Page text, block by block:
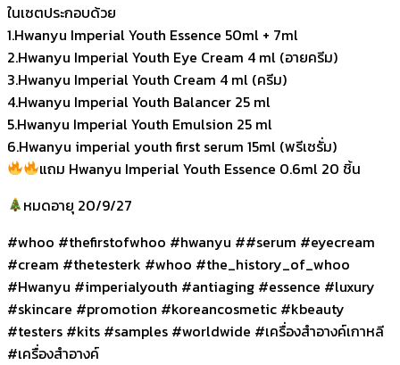
ในเซตประกอบด้วย
1.Hwanyu Imperial Youth Essence 50ml + 7ml
2.Hwanyu Imperial Youth Eye Cream 4 ml (อายครีม)
3.Hwanyu Imperial Youth Cream 4 ml (ครีม)
4.Hwanyu Imperial Youth Balancer 25 ml
5.Hwanyu Imperial Youth Emulsion 25 ml
6.Hwanyu imperial youth first serum 15ml (พรีเซรั่ม)
แถม Hwanyu Imperial Youth Essence 0.6ml 20 ชิ้น
หมดอายุ 20/9/27
#whoo #thefirstofwhoo #hwanyu ##serum #eyecream
#cream #thetesterk #whoo #the_history_of_whoo
#Hwanyu #imperialyouth #antiaging #essence #luxury
#skincare #promotion #koreancosmetic #kbeauty
#testers #kits #samples #worldwide #เครื่องสำอางค์เกาหลี
#เครื่องสำอางค์